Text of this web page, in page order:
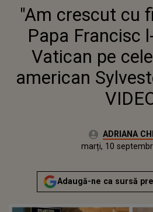
TALE".
PRIMIT
"Am crescut cu
Papa Francisc
Vatican pe
american
Autor:ADRIANA
duminică, 10 septembrie 2023
Actualizat:
marți, 10
Adaugă-ne ca sursă